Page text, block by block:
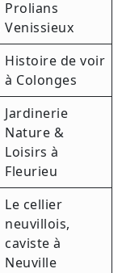
Prolians
Venissieux
Histoire de voir
à Colonges
Jardinerie
Nature &
Loisirs à
Fleurieu
Le cellier
neuvillois,
caviste à
Neuville